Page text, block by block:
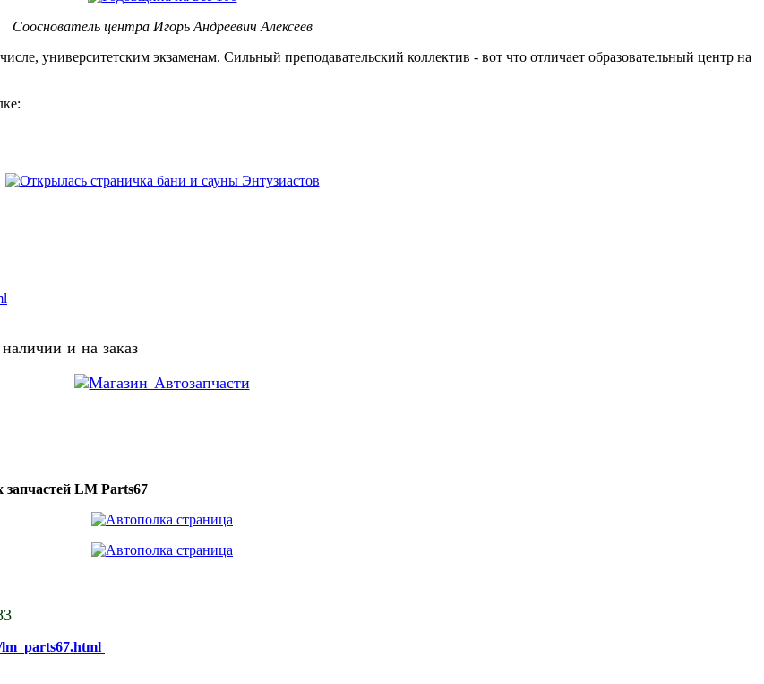
Сооснователь центра Игорь Андреевич Алексеев
университетским экзаменам. Сильный преподавательский коллектив - вот что отличает образовательный центр на
и на заказ
запчастей LM Parts67